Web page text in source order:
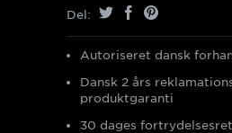
Del:
Autoriseret dansk
Dansk 2 års
produktgaranti
30 dages fortrydelsesret